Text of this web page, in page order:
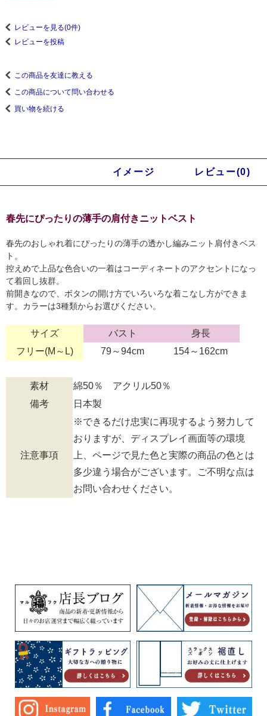
レビューを見る(0件)
レビューを投稿
この商品を友達に教える
この商品について問い合わせる
買い物を続ける
イメージ レビュー(0)
春先にぴったりの薄手の肩付きニットベスト
春先のおしゃれ着にぴったりの薄手の透かし編みニット肩付きベス
ト。
控えめで上品な色合いの一着はコーディネートのアクセントになっ
て着回し抜群。
前開きなので、ボタンの開け方でいろいろな着こなし方ができま
す。カラーは3種類からお選びください。
サイズ バスト
身長
フリー(M～L)
79～94cm 154～162cm
素材
綿50％ アクリル50％
備考
日本製
注意事項
※できるだけ忠実に再現するよう努力して
おりますが、ディスプレイ画面等の環境
上、ページで見た色と実際の商品の色とは
多少違う場合がございます。ご不明な点は
お問い合わせください。